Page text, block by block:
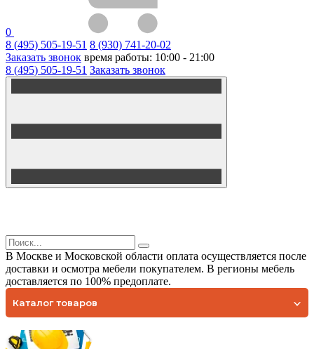
0
8 (495) 505-19-51 8 (930) 741-20-02
Заказать звонок время работы: 10:00 - 21:00
8 (495) 505-19-51 Заказать звонок
В Москве и Московской области оплата осуществляется после
доставки и осмотра мебели покупателем. В регионы мебель
доставляется по 100% предоплате.
Каталог товаров